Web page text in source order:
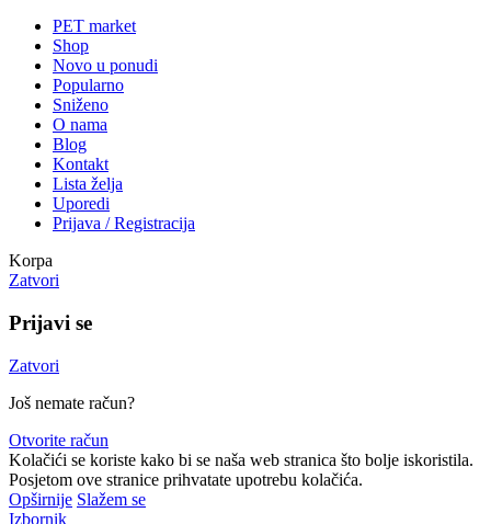
PET market
Shop
Novo u ponudi
Popularno
Sniženo
O nama
Blog
Kontakt
Lista želja
Uporedi
Prijava / Registracija
Korpa
Zatvori
Prijavi se
Zatvori
Još nemate račun?
Otvorite račun
Kolačići se koriste kako bi se naša web stranica što bolje iskoristila.
Posjetom ove stranice prihvatate upotrebu kolačića.
Opširnije Slažem se
Izbornik